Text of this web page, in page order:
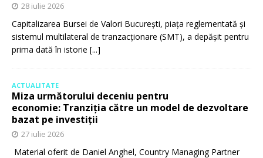
28 iulie 2026
Capitalizarea Bursei de Valori București, piața reglementată și
sistemul multilateral de tranzacționare (SMT), a depășit pentru
prima dată în istorie [...]
ACTUALITATE
Miza următorului deceniu pentru
economie: Tranziția către un model de dezvoltare
bazat pe investiții
27 iulie 2026
Material oferit de Daniel Anghel, Country Managing Partner